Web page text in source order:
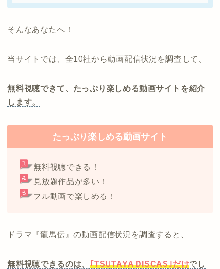
そんなあなたへ！
当サイトでは、全10社から動画配信状況を調査して、
無料視聴できて、たっぷり楽しめる動画サイトを紹介
します。
たっぷり楽しめる動画サイト
無料視聴できる！
見放題作品が多い！
フル動画で楽しめる！
ドラマ『龍馬伝』の動画配信状況を調査すると、
無料視聴できるのは、 ｢TSUTAYA DISCAS｣だけでし